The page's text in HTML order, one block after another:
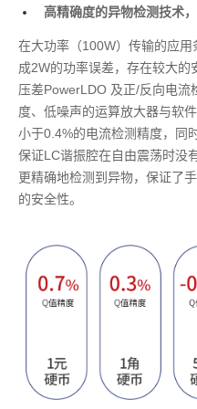
高精确度的异物检测技术
在大功率（100W）传输的应
成2W的功率误差，存在较大
压差PowerLDO 及正/反向电
度、低噪声的运算放大器与软
小于0.4%的电流检测精度，同
保证LC谐振腔在自由震荡时没
更精确地检测到异物，保证了
的安全性。